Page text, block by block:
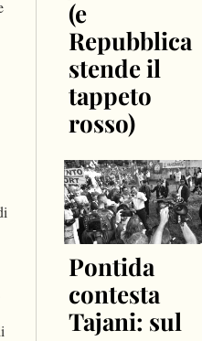
(e
Repubblica
stende il
tappeto
rosso)
Pontida
contesta
Tajani: sul